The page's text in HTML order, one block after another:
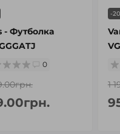
- Футболка
0
-
1